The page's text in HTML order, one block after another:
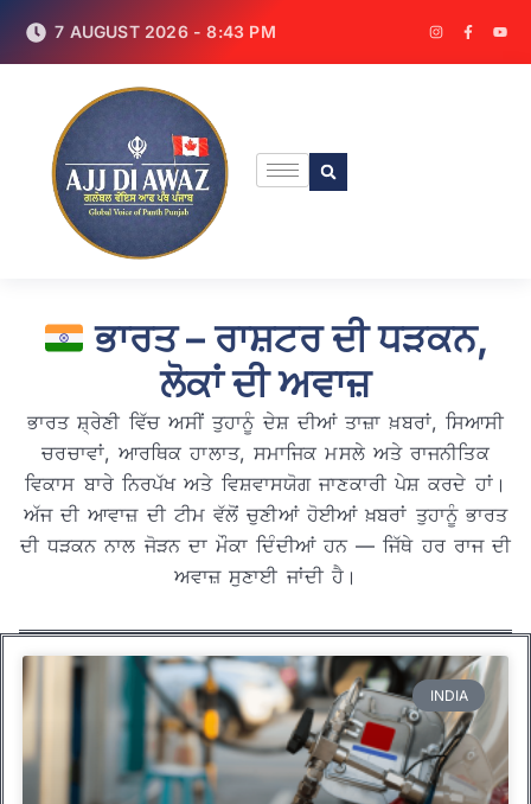
7 AUGUST 2026 - 8:43 PM
ਭਾਰਤ – ਰਾਸ਼ਟਰ ਦੀ ਧੜਕਨ,
ਲੋਕਾਂ ਦੀ ਅਵਾਜ਼
ਭਾਰਤ ਸ਼੍ਰੇਣੀ ਵਿੱਚ ਅਸੀਂ ਤੁਹਾਨੂੰ ਦੇਸ਼ ਦੀਆਂ ਤਾਜ਼ਾ ਖ਼ਬਰਾਂ, ਸਿਆਸੀ
ਚਰਚਾਵਾਂ, ਆਰਥਿਕ ਹਾਲਾਤ, ਸਮਾਜਿਕ ਮਸਲੇ ਅਤੇ ਰਾਜਨੀਤਿਕ
ਵਿਕਾਸ ਬਾਰੇ ਨਿਰਪੱਖ ਅਤੇ ਵਿਸ਼ਵਾਸਯੋਗ ਜਾਣਕਾਰੀ ਪੇਸ਼ ਕਰਦੇ ਹਾਂ।
ਅੱਜ ਦੀ ਆਵਾਜ਼ ਦੀ ਟੀਮ ਵੱਲੋਂ ਚੁਣੀਆਂ ਹੋਈਆਂ ਖ਼ਬਰਾਂ ਤੁਹਾਨੂੰ ਭਾਰਤ
ਦੀ ਧੜਕਨ ਨਾਲ ਜੋੜਨ ਦਾ ਮੌਕਾ ਦਿੰਦੀਆਂ ਹਨ — ਜਿੱਥੇ ਹਰ ਰਾਜ ਦੀ
ਅਵਾਜ਼ ਸੁਣਾਈ ਜਾਂਦੀ ਹੈ।
INDIA